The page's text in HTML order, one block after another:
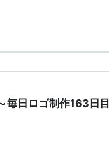
日ロゴ制作163日目